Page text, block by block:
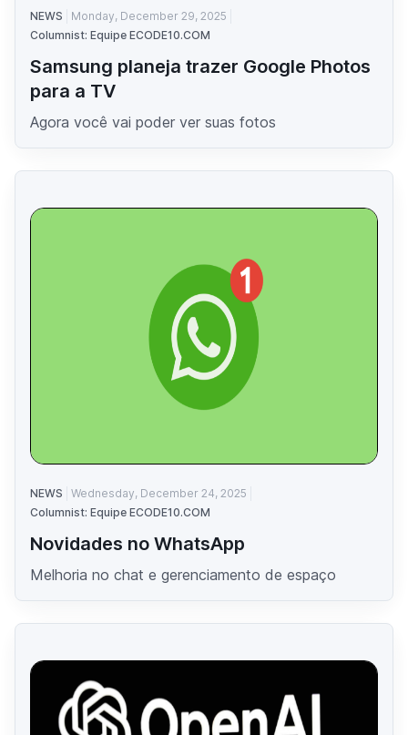
NEWS
Monday, December 29, 2025
Columnist: Equipe ECODE10.COM
Samsung planeja trazer Google Photos
para a TV
Agora você vai poder ver suas fotos
NEWS
Wednesday, December 24, 2025
Columnist: Equipe ECODE10.COM
Novidades no WhatsApp
Melhoria no chat e gerenciamento de espaço